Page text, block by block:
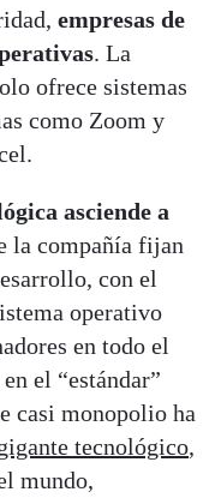
empresas de
. La
ofrece sistemas
como Zoom y
asciende a
la compañía fijan
con el
operativo
en todo el
el “estándar”
casi monopolio ha
tecnológico,
mundo,